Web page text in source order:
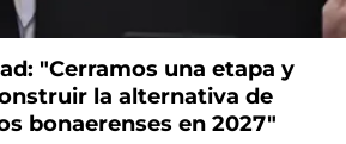
"Cerramos una etapa y
la alternativa de
bonaerenses en 2027"